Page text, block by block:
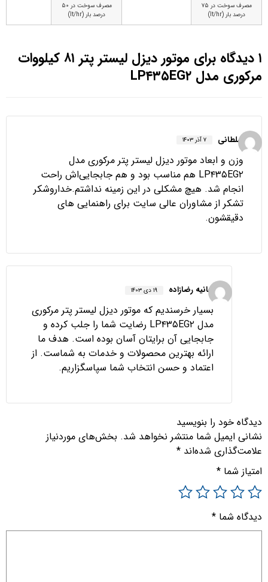
مصرف سوخت در ۷۵
درصد بار (lt/hr)
مصرف سوخت در ۵۰
درصد بار (lt/hr)
۱ دیدگاه برای
موتور دیزل لیستر پتر ۸۱ کیلووات
مرکوری مدل LP۴۳۵EG۲
سلطانی ۷ آذر ۱۴۰۳
وزن و ابعاد موتور دیزل لیستر پتر مرکوری مدل
LP۴۳۵EG۲ هم مناسب بود و هم جابجایی‌اش راحت
انجام شد. هیچ مشکلی در این زمینه نداشتم.خداروشکر
تشکر از مشاوران عالی سایت برای راهنمایی های
دقیقشون.
هانیه رضازاده ۱۹ دی ۱۴۰۳
بسیار خرسندیم که موتور دیزل لیستر پتر مرکوری
مدل LP۴۳۵EG۲ رضایت شما را جلب کرده و
جابجایی آن برایتان آسان بوده است. هدف ما
ارائه بهترین محصولات و خدمات به شماست. از
اعتماد و حسن انتخاب شما سپاسگزاریم.
دیدگاه خود را بنویسید
نشانی ایمیل شما منتشر نخواهد شد. بخش‌های موردنیاز
علامت‌گذاری شده‌اند *
امتیاز شما *
دیدگاه شما *